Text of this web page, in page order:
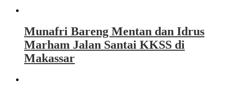
Munafri Bareng Mentan dan Idrus
Marham Jalan Santai KKSS di
Makassar